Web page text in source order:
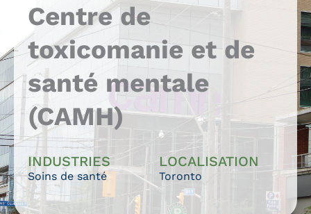
Centre de
toxicomanie et de
santé mentale
(CAMH)
INDUSTRIES
Soins de santé
LOCALISATION
Toronto